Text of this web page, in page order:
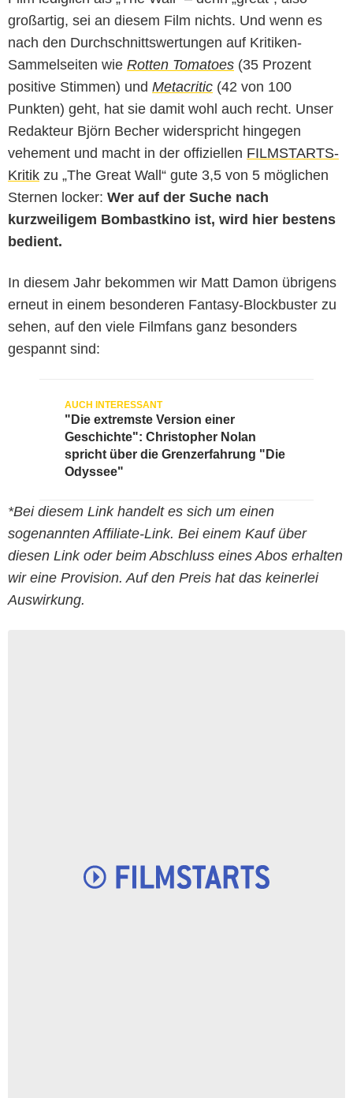
großartig, sei an diesem Film nichts. Und wenn es
nach den Durchschnittswertungen auf Kritiken-
Sammelseiten wie Rotten Tomatoes (35 Prozent
positive Stimmen) und Metacritic (42 von 100
Punkten) geht, hat sie damit wohl auch recht. Unser
Redakteur Björn Becher widerspricht hingegen
vehement und macht in der offiziellen FILMSTARTS-
Kritik zu „The Great Wall“ gute 3,5 von 5 möglichen
Sternen locker: Wer auf der Suche nach
kurzweiligem Bombastkino ist, wird hier bestens
bedient.
In diesem Jahr bekommen wir Matt Damon übrigens
erneut in einem besonderen Fantasy-Blockbuster zu
sehen, auf den viele Filmfans ganz besonders
gespannt sind:
"Die extremste Version einer
Geschichte": Christopher Nolan
spricht über die Grenzerfahrung "Die
Odyssee"
*Bei diesem Link handelt es sich um einen
sogenannten Affiliate-Link. Bei einem Kauf über
diesen Link oder beim Abschluss eines Abos erhalten
wir eine Provision. Auf den Preis hat das keinerlei
Auswirkung.